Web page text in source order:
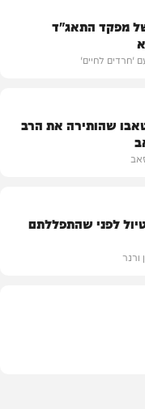
מפקד התאג"ד
'חרדים לחיים'
שהותירה את הרב
לפני שהתפללתם
ורנר